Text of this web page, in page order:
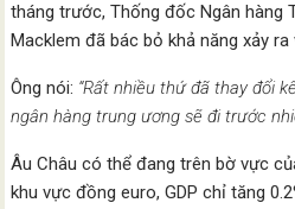
tháng trước, Thống đốc Ngân hàng
Macklem đã bác bỏ khả năng xảy ra
Ông nói: “Rất nhiều thứ đã thay đổi
ngân hàng trung ương sẽ đi trước
Âu Châu có thể đang trên bờ vực
khu vực đồng euro, GDP chỉ tăng